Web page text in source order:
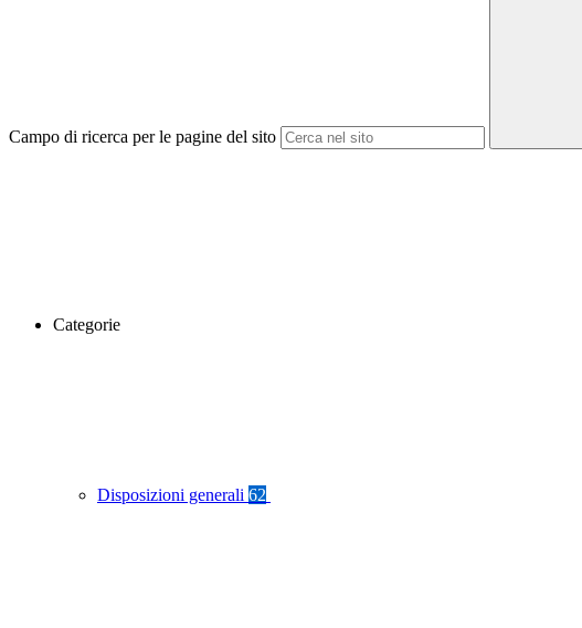
Campo di ricerca per le pagine del sito
Categorie
Disposizioni generali 62